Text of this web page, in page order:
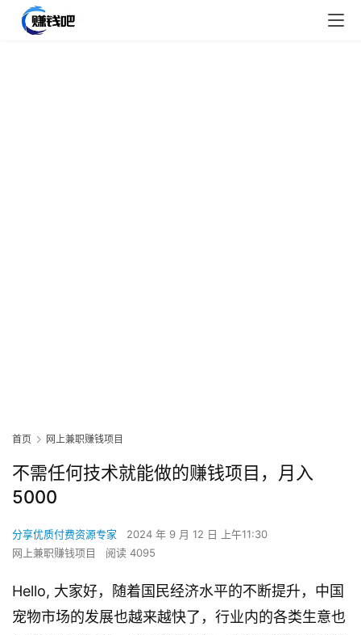
首页 网上兼职赚钱项目
不需任何技术就能做的赚钱项目，月入
5000
分享优质付费资源专家
2024 年 9 月 12 日 上午11:30
网上兼职赚钱项目
阅读 4095
Hello, 大家好，随着国民经济水平的不断提升，中国
宠物市场的发展也越来越快了，行业内的各类生意也